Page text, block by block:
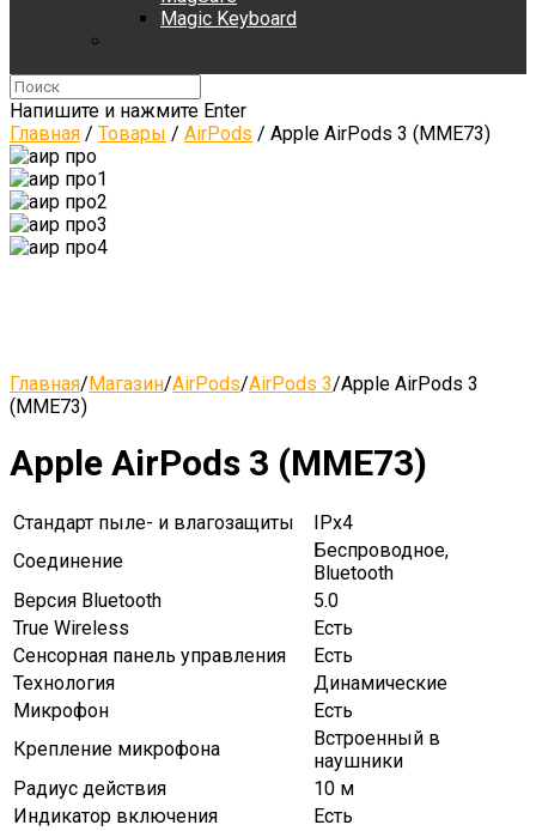
Magic Keyboard
Напишите и нажмите Enter
Главная / Товары / AirPods / Apple AirPods 3 (MME73)
Главная/Магазин/AirPods/AirPods 3/Apple AirPods 3
(MME73)
Apple AirPods 3 (MME73)
Стандарт пыле- и влагозащиты
IPx4
Соединение
Беспроводное,
Bluetooth
Версия Bluetooth
5.0
True Wireless
Есть
Сенсорная панель управления
Есть
Технология
Динамические
Микрофон
Есть
Крепление микрофона
Встроенный в
наушники
Радиус действия
10 м
Индикатор включения
Есть